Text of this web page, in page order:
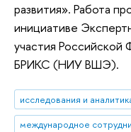
развития». Работа
инициативе
участия
БРИКС (НИУ ВШЭ).
исследования и
международное